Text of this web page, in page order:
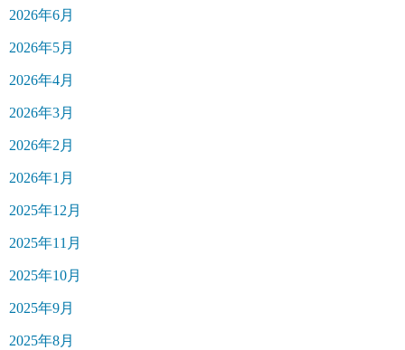
2026年6月
2026年5月
2026年4月
2026年3月
2026年2月
2026年1月
2025年12月
2025年11月
2025年10月
2025年9月
2025年8月